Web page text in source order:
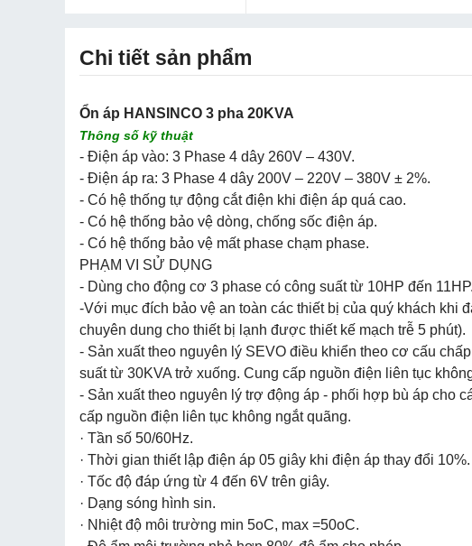
Chi tiết sản phẩm
Ổn áp HANSINCO 3 pha 20KVA
Thông số kỹ thuật
- Điện áp vào: 3 Phase 4 dây 260V – 430V.
- Điện áp ra: 3 Phase 4 dây 200V – 220V – 380V ± 2%.
- Có hệ thống tự động cắt điện khi điện áp quá cao.
- Có hệ thống bảo vệ dòng, chống sốc điện áp.
- Có hệ thống bảo vệ mất phase chạm phase.
PHẠM VI SỬ DỤNG
- Dùng cho động cơ 3 phase có công suất từ 10HP đến 11HP.
-Với mục đích bảo vệ an toàn các thiết bị của quý khách khi
chuyên dung cho thiết bị lạnh được thiết kế mạch trễ 5 phút).
- Sản xuất theo nguyên lý SEVO điều khiển theo cơ cấu
suất từ 30KVA trở xuống. Cung cấp nguồn điện liên tục
- Sản xuất theo nguyên lý trợ động áp - phối hợp bù áp cho
cấp nguồn điện liên tục không ngắt quãng.
· Tần số 50/60Hz.
· Thời gian thiết lập điện áp 05 giây khi điện áp thay đổi 10%.
· Tốc độ đáp ứng từ 4 đến 6V trên giây.
· Dạng sóng hình sin.
· Nhiệt độ môi trường min 5oC, max =50oC.